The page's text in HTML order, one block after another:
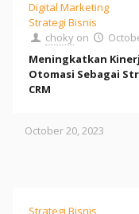
Digital Marketing
Strategi Bisnis
choky on
Meningkatkan
Otomasi Sebagai
CRM
October 20, 2023
Strategi Bisnis